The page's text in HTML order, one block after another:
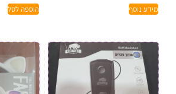
מידע נוסף הוספה לסל